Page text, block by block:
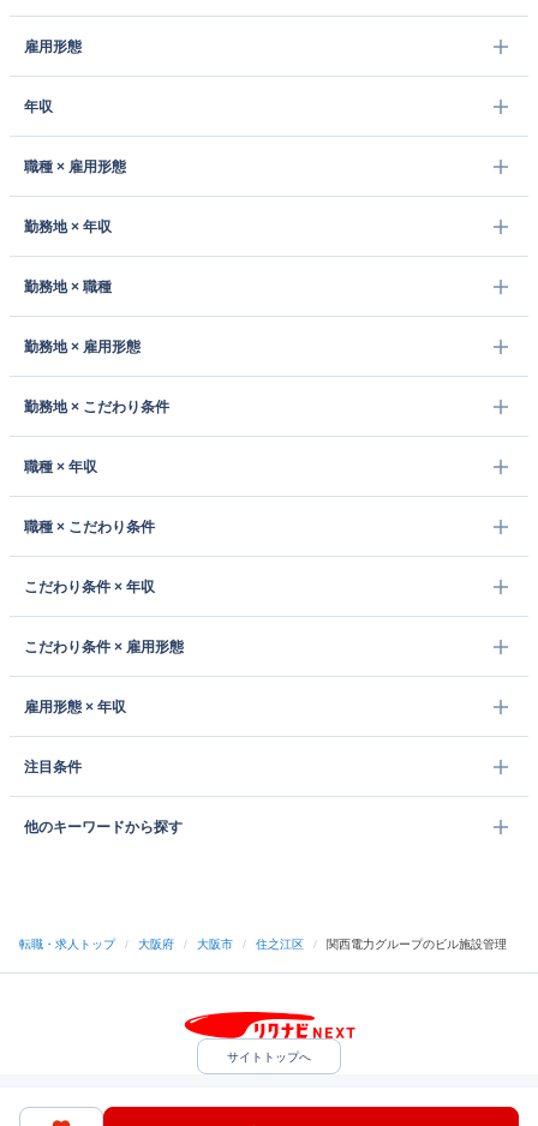
雇用形態
年収
職種 × 雇用形態
勤務地 × 年収
勤務地 × 職種
勤務地 × 雇用形態
勤務地 × こだわり条件
職種 × 年収
職種 × こだわり条件
こだわり条件 × 年収
こだわり条件 × 雇用形態
雇用形態 × 年収
注目条件
他のキーワードから探す
転職・求人トップ / 大阪府 / 大阪市 / 住之江区 / 関西電力グループのビル施設管理
サイトトップへ
中途採用をご検討の企業様